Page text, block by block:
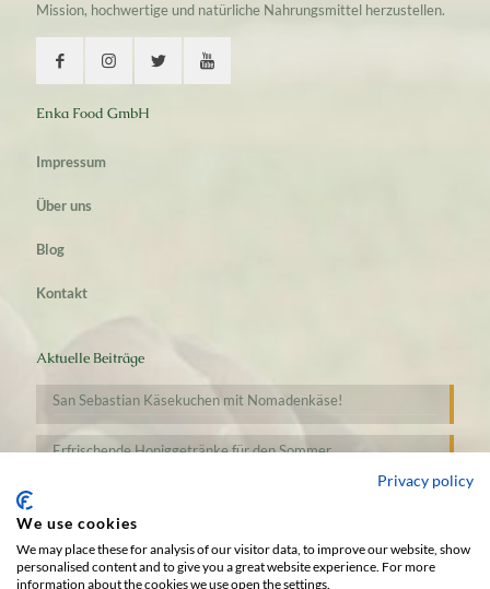
Mission, hochwertige und natürliche Nahrungsmittel herzustellen.
Enka Food GmbH
Impressum
Über uns
Blog
Kontakt
Aktuelle Beiträge
San Sebastian Käsekuchen mit Nomadenkäse!
Erfrischende Honiggetränke für den Sommer
Privacy policy
We use cookies
We may place these for analysis of our visitor data, to improve our website, show
personalised content and to give you a great website experience. For more
information about the cookies we use open the settings.